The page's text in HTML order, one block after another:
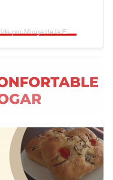
Una publicación compartida por Murga de la Estación (@murgadelaestacion)